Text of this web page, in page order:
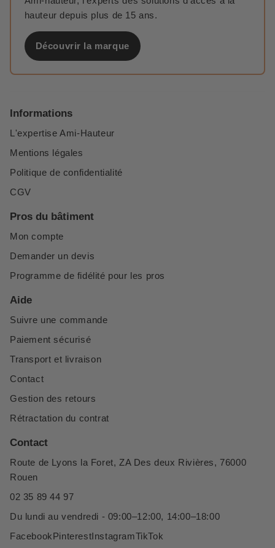
hauteur depuis plus de 15 ans.
Découvrir la marque
Informations
L'expertise Ami-Hauteur
Mentions légales
Politique de confidentialité
CGV
Pros du bâtiment
Mon compte
Demander un devis
Programme de fidélité pour les pros
Aide
Suivre une commande
Paiement sécurisé
Transport et livraison
Contact
Gestion des retours
Rétractation du contrat
Contact
Route de Lyons la Foret, ZA Des deux Rivières, 76000
Rouen
02 35 89 44 97
Du lundi au vendredi - 09:00–12:00, 14:00–18:00
FacebookPinterestInstagramTikTok